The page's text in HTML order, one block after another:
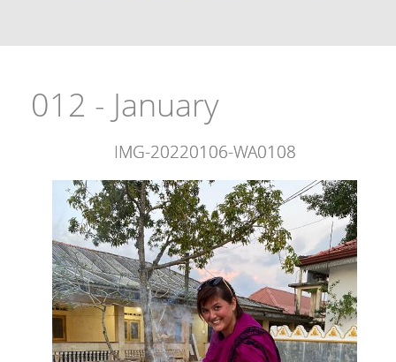
012 - January
IMG-20220106-WA0108